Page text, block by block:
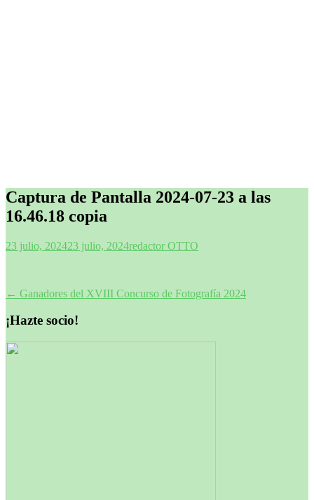
Captura de Pantalla 2024-07-23 a las
16.46.18 copia
23 julio, 202423 julio, 2024redactor OTTO
Navegación
entradas
← Ganadores del XVIII Concurso de Fotografía 2024
¡Hazte socio!